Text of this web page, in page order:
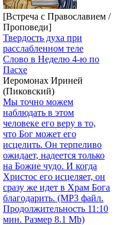
[Встреча с Православием /
Проповеди]
Твердость духа при
расслабленном теле
Слово в Неделю 4-ю по
Пасхе
Иеромонах Ириней
(Пиковский)
Мы точно можем
наблюдать в этом
человеке его веру в то,
что Бог может его
исцелить. Он терпеливо
ожидает, надеется только
на Божие чудо. И когда
Христос его исцеляет, он
сразу же идет в Храм Бога
благодарить. (MP3 файл.
Продолжительность 11:10
мин. Размер 8.1 Mb)